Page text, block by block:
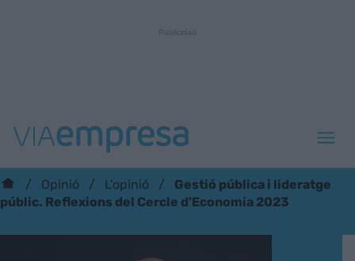
Opinió L'opinió
Gestió pública i lideratge
públic. Reflexions del Cercle d'Economia 2023